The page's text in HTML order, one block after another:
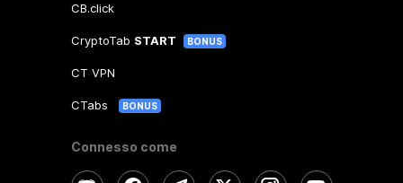
CB.click
CryptoTab START BONUS
CT VPN
CTabs BONUS
Connesso come